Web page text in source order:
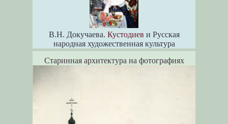
В.Н. Докучаева. Кустодиев и Русская
народная художественная культура
Старинная архитектура на фотографиях